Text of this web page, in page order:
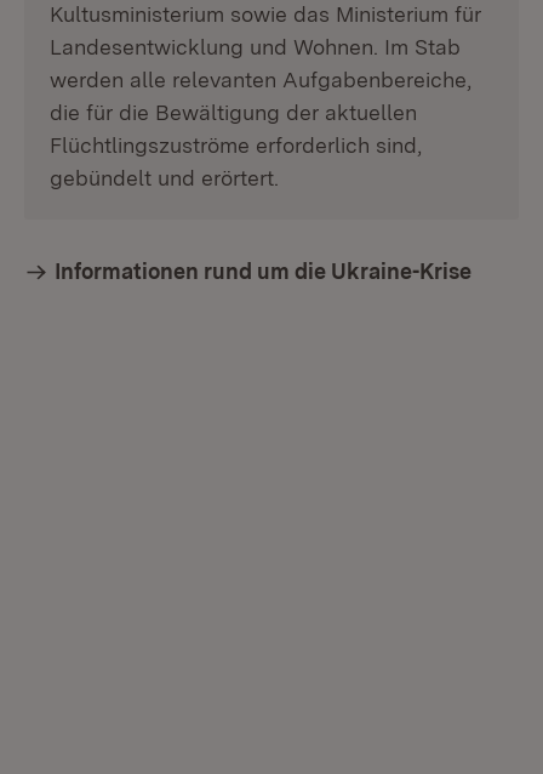
Kultusministerium sowie das Ministerium für
Landesentwicklung und Wohnen. Im Stab
werden alle relevanten Aufgabenbereiche,
die für die Bewältigung der aktuellen
Flüchtlingszuströme erforderlich sind,
gebündelt und erörtert.
Informationen rund um die Ukraine-Krise